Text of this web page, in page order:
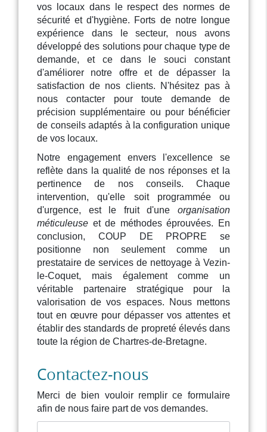
vos locaux dans le respect des normes de
sécurité et d'hygiène. Forts de notre longue
expérience dans le secteur, nous avons
développé des solutions pour chaque type de
demande, et ce dans le souci constant
d'améliorer notre offre et de dépasser la
satisfaction de nos clients. N'hésitez pas à
nous contacter pour toute demande de
précision supplémentaire ou pour bénéficier
de conseils adaptés à la configuration unique
de vos locaux.
Notre engagement envers l'excellence se
reflète dans la qualité de nos réponses et la
pertinence de nos conseils. Chaque
intervention, qu'elle soit programmée ou
d'urgence, est le fruit d'une organisation
méticuleuse et de méthodes éprouvées. En
conclusion, COUP DE PROPRE se
positionne non seulement comme un
prestataire de services de nettoyage à Vezin-
le-Coquet, mais également comme un
véritable partenaire stratégique pour la
valorisation de vos espaces. Nous mettons
tout en œuvre pour dépasser vos attentes et
établir des standards de propreté élevés dans
toute la région de Chartres-de-Bretagne.
Contactez-nous
Merci de bien vouloir remplir ce formulaire
afin de nous faire part de vos demandes.